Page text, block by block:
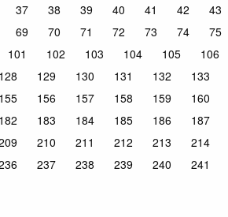
37 38 39 40 41 42 43
69 70 71 72 73 74 75
101 102 103 104 105 106
128 129 130 131 132 133
155 156 157 158 159 160
182 183 184 185 186 187
210 211 212 213 214
237 238 239 240 241